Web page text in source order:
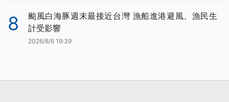
8
颱風白海豚週末最接近台灣 漁船進港避風、漁民生
計受影響
2026/8/6 19:39